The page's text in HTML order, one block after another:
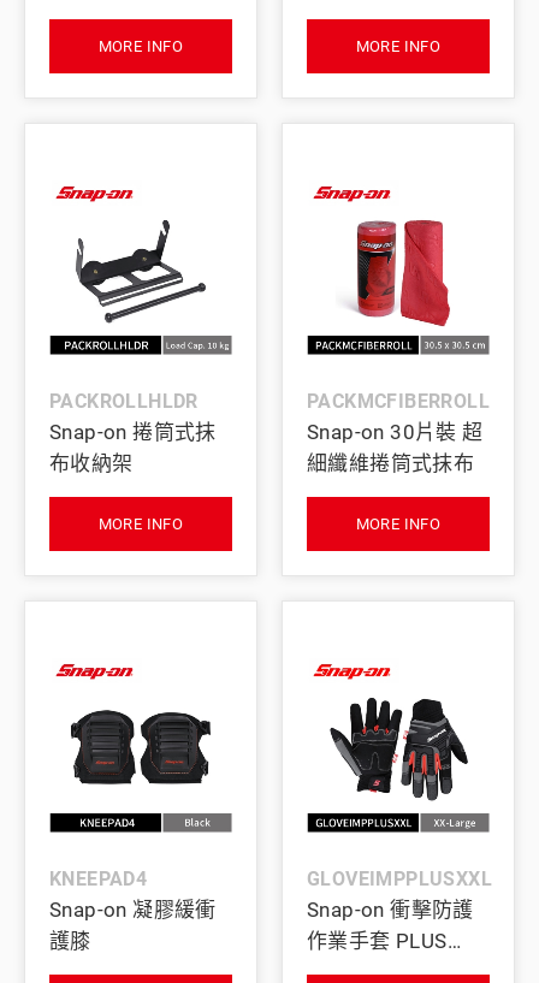
感光變色鏡片) (中
MORE INFO MORE INFO
PACKROLLHLDR
Snap-on 捲筒式抹
布收納架
MORE INFO
PACKMCFIBERROLL
Snap-on 30片裝 超
細纖維捲筒式抹布
MORE INFO
KNEEPAD4
Snap-on 凝膠緩衝
護膝
GLOVEIMPPLUSXXL
Snap-on 衝擊防護
作業手套 PLUS
(XXL)